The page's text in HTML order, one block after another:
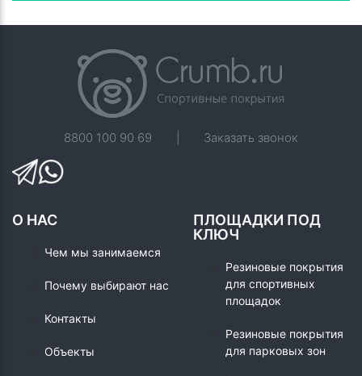
8800 100 90 69 Заказать звонок
О НАС
Чем мы занимаемся
Почему выбирают нас
Контакты
Объекты
ПЛОЩАДКИ ПОД
КЛЮЧ
Резиновые покрытия
для спортивных
площадок
Резиновые покрытия
для парковых зон